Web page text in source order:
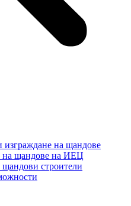
изграждане на щандове
на щандове на ИЕЦ
щандови строители